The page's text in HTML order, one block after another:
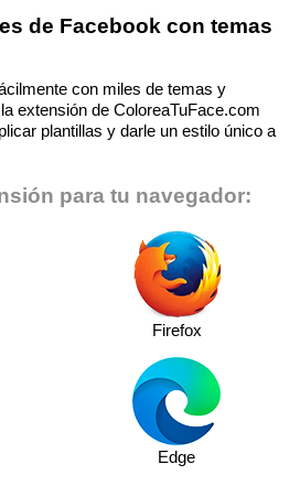
de Facebook con temas
con miles de temas y
extensión de ColoreaTuFace.com
plantillas y darle un estilo único a
para tu navegador:
Firefox
Edge